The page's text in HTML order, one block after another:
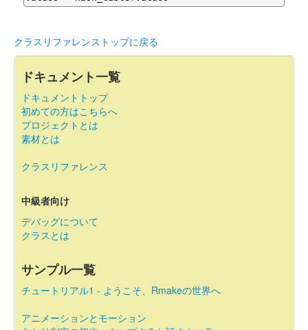
クラスリファレンストップに戻る
ドキュメント一覧
ドキュメントトップ
初めての方はこちらへ
プロジェクトとは
素材とは
クラスリファレンス
中級者向け
デバッグについて
クラスとは
サンプル一覧
チュートリアル1 - ようこそ、Rmakeの世界へ
アニメーションとモーション